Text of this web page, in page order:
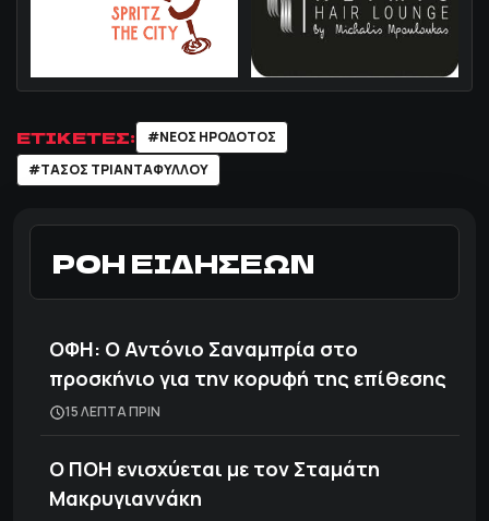
ΕΤΙΚΕΤΕΣ:
#ΝΕΟΣ ΗΡΟΔΟΤΟΣ
#ΤΑΣΟΣ ΤΡΙΑΝΤΑΦΥΛΛΟΥ
ΡΟΗ ΕΙΔΗΣΕΩΝ
ΟΦΗ: Ο Αντόνιο Σαναμπρία στο
προσκήνιο για την κορυφή της επίθεσης
15 ΛΕΠΤΑ ΠΡΙΝ
Ο ΠΟΗ ενισχύεται με τον Σταμάτη
Μακρυγιαννάκη